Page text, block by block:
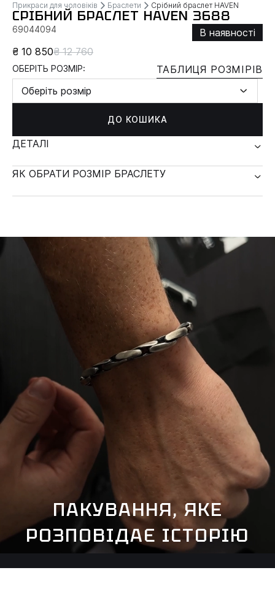
Прикраси для чоловіків Браслети Срібний браслет HAVEN
СРІБНИЙ БРАСЛЕТ HAVEN 3688
69044094
В наявності
₴ 10 850₴ 12 760
ОБЕРІТЬ РОЗМІР:
ТАБЛИЦЯ РОЗМІРІВ
Оберіть розмір
ДО КОШИКА
ДЕТАЛІ
ЯК ОБРАТИ РОЗМІР БРАСЛЕТУ
ПАКУВАННЯ, ЯКЕ
РОЗПОВІДАЄ ІСТОРІЮ